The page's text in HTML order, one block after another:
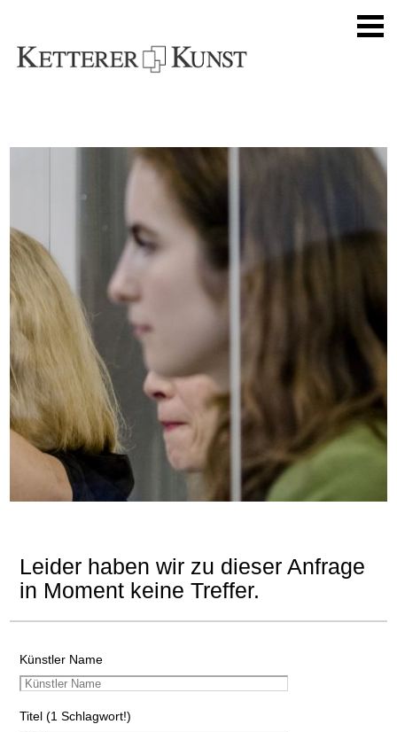
Leider haben wir zu dieser Anfrage
in Moment keine Treffer.
Künstler Name
Titel (1 Schlagwort!)